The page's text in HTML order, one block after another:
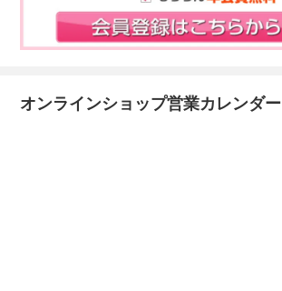
オンラインショップ営業カレンダー